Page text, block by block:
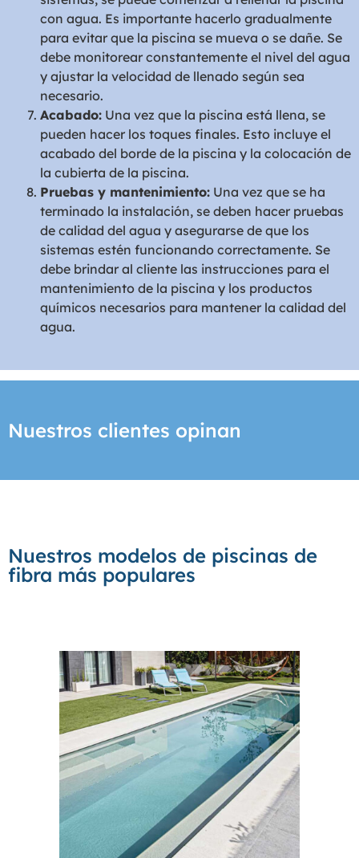
con agua. Es importante hacerlo gradualmente
para evitar que la piscina se mueva o se dañe. Se
debe monitorear constantemente el nivel del agua
y ajustar la velocidad de llenado según sea
necesario.
Acabado: Una vez que la piscina está llena, se
pueden hacer los toques finales. Esto incluye el
acabado del borde de la piscina y la colocación de
la cubierta de la piscina.
Pruebas y mantenimiento: Una vez que se ha
terminado la instalación, se deben hacer pruebas
de calidad del agua y asegurarse de que los
sistemas estén funcionando correctamente. Se
debe brindar al cliente las instrucciones para el
mantenimiento de la piscina y los productos
químicos necesarios para mantener la calidad del
agua.
Nuestros clientes opinan
Nuestros modelos de piscinas de
fibra más populares